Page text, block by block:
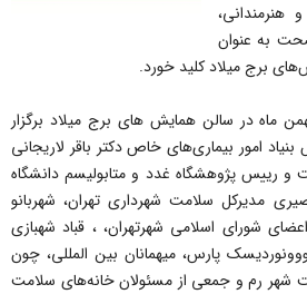
هنرمندانی،
به عنوان
برج میلاد کلید خورد.
افتتاحیه، که ۲۹ بهمن ماه در سالن همایش های برج میلاد برگزار
امور بیماری‌های خاص دکتر باقر لاریجانی
و رییس پژوهشگاه غدد و متابولیسم دانشگاه
مدیرکل سلامت شهرداری تهران، شهربانو
شورای اسلامی شهرتهران، ، قباد شهبازی
پارس، میهمانان بین المللی، چون
شهر رم و جمعی از مسئولان خانه‌های سلامت